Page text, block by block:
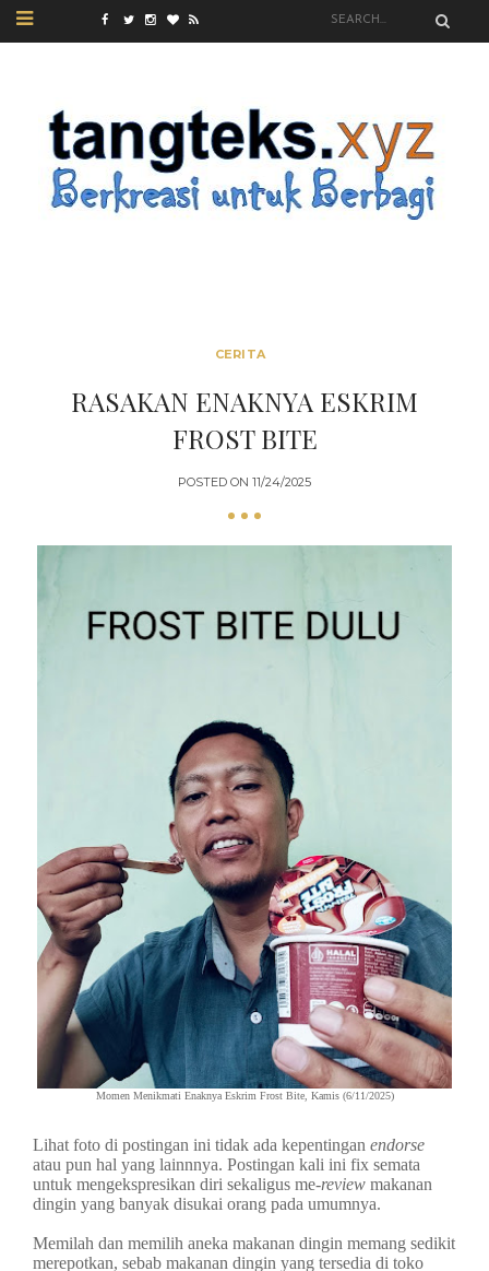
CERITA
RASAKAN ENAKNYA ESKRIM
FROST BITE
POSTED ON 11/24/2025
Momen Menikmati Enaknya Eskrim Frost Bite, Kamis (6/11/2025)
Lihat foto di postingan ini tidak ada kepentingan endorse
atau pun hal yang lainnnya. Postingan kali ini fix semata
untuk mengekspresikan diri sekaligus me-review makanan
dingin yang banyak disukai orang pada umumnya.
Memilah dan memilih aneka makanan dingin memang sedikit
merepotkan, sebab makanan dingin yang tersedia di toko